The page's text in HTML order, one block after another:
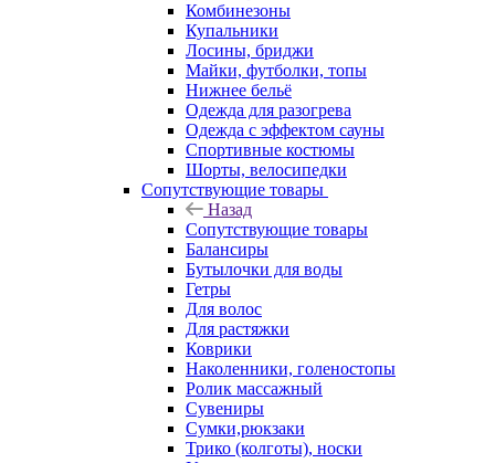
Комбинезоны
Купальники
Лосины, бриджи
Майки, футболки, топы
Нижнее бельё
Одежда для разогрева
Одежда с эффектом сауны
Спортивные костюмы
Шорты, велосипедки
Сопутствующие товары
Назад
Сопутствующие товары
Балансиры
Бутылочки для воды
Гетры
Для волос
Для растяжки
Коврики
Наколенники, голеностопы
Ролик массажный
Сувениры
Сумки,рюкзаки
Трико (колготы), носки